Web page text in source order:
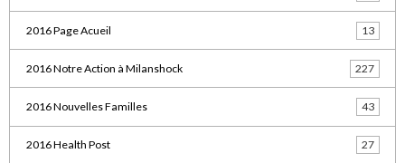
2016 Page Acueil 13
2016 Notre Action à Milanshock 227
2016 Nouvelles Familles 43
2016 Health Post 27